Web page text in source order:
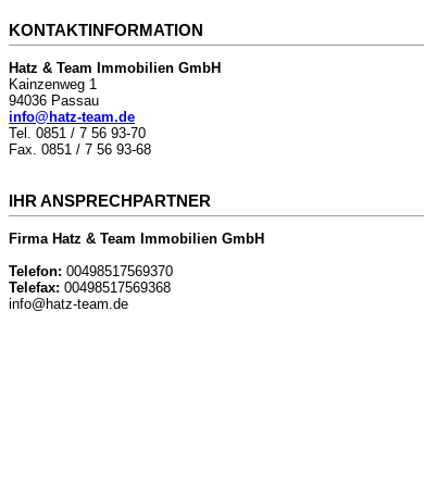
KONTAKTINFORMATION
Hatz & Team Immobilien GmbH
Kainzenweg 1
94036 Passau
info@hatz-team.de
Tel. 0851 / 7 56 93-70
Fax. 0851 / 7 56 93-68
IHR ANSPRECHPARTNER
Firma Hatz & Team Immobilien GmbH
Telefon: 00498517569370
Telefax: 00498517569368
info@hatz-team.de